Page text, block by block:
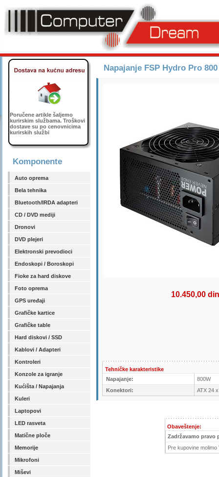
Poručene artikle šaljemo
kurirskim službama. Troškovi
dostave su po cenovnicima
kurirskih službi
Komponente
Auto oprema
Bela tehnika
Bluetooth/IRDA adapteri
CD / DVD mediji
Dronovi
DVD plejeri
Elektronski prevodioci
Endoskopi / Boroskopi
Fioke za hard diskove
Foto oprema
GPS uređaji
Grafičke kartice
Grafičke table
Hard diskovi / SSD
Kablovi / Adapteri
Kontroleri
Konzole za igranje
Kućišta / Napajanja
Kuleri
Laptopovi
LED rasveta
Matične ploče
Memorije
Mikrofoni
Miševi
Napajanje FSP Hydro Pro
10.450,00
Tehničke karakteristike
Napajanje:
800W
Konektori:
ATX 24
Obaveštenje:
Zadržavamo pravo
Pre kupovine